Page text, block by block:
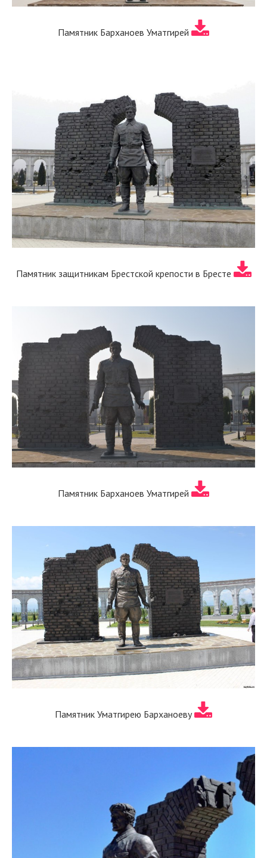
Памятник Барханоев Уматгирей
Памятник защитникам Брестской крепости в Бресте
Памятник Барханоев Уматгирей
Памятник Уматгирею Барханоеву